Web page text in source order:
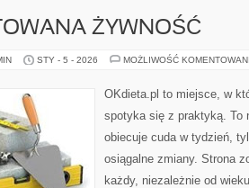
ŻYWNOŚĆ
STY - 5 - 2026 MOŻLIWOŚĆ
OKdieta.pl to miejsce, w
spotyka się z praktyką. To
obiecuje cuda w tydzień,
osiągalne zmiany. Strona
każdy, niezależnie od